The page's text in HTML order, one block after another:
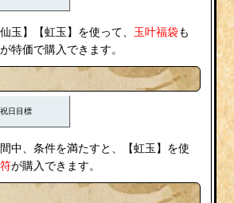
玉】【虹玉】を使って、 玉叶福袋も
特価で購入できます。
祝日目標
中、条件を満たすと、【虹玉】を使
が購入できます。